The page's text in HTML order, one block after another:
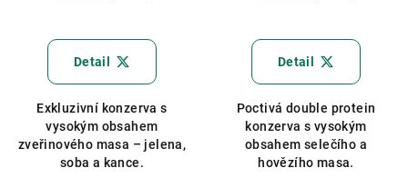
hodnocení
produktu
z
5
hvězdiček.
Detail
Exkluzivní konzerva s
vysokým obsahem
zveřinového masa – jelena,
soba a kance.
hodnocení
produktu
z
5
hvězdiček.
Detail
Poctivá double protein
konzerva s vysokým
obsahem selečího a
hovězího masa.